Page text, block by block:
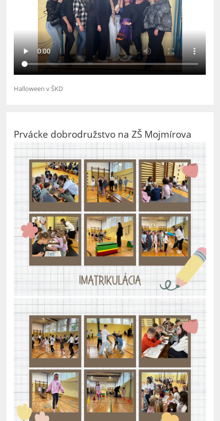
Halloween v ŠKD
Prvácke dobrodružstvo na ZŠ Mojmírova